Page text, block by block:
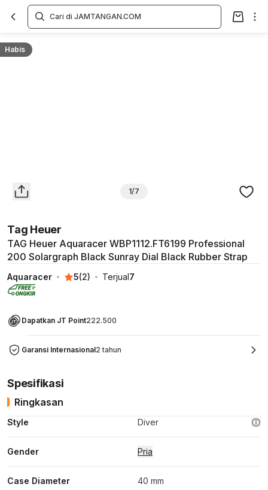
Habis
1/7
Tag Heuer
TAG Heuer Aquaracer WBP1112.FT6199 Professional
200 Solargraph Black Sunray Dial Black Rubber Strap
Aquaracer 5(2) Terjual7
Dapatkan JT Point222.500
Garansi Internasional2 tahun
Overview
Spesifikasi
Ringkasan
Style Diver
Gender Pria
Case Diameter 40 mm